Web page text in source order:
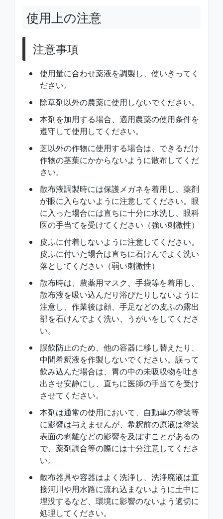
使用上の注意
注意事項
使用量に合わせ薬液を調製し、使いきってく
ださい。
除草剤以外の農薬に使用しないでください。
本剤を加用する場合、適用農薬の使用条件を
遵守して使用してください。
芝以外の作物に使用する場合は、できるだけ
作物の茎葉にかからないように散布してくだ
さい。
散布液調製時には保護メガネを着用し、薬剤
が眼に入らないように注意してください。眼
に入った場合には直ちに十分に水洗し、眼科
医の手当てを受けてください（強い刺激性）
皮ふに付着しないように注意してください。
皮ふに付いた場合は直ちに石けんでよく洗い
落としてください（弱い刺激性）
散布時は、農薬用マスク、手袋等を着用し、
散布液を吸い込んだり浴びたりしないように
注意し、作業後は顔、手足などの皮ふの露出
部を石けんでよく洗い、うがいをしてくださ
い。
誤飲防止のため、他の容器に移し替えたり、
中間希釈液を作製しないでください。誤って
飲み込んだ場合は、胃の中の未吸収物を吐き
出させ安静にし、直ちに医師の手当てを受け
させてください。
本剤は通常の使用において、自動車の塗装等
に影響は与えませんが、希釈前の原液は塗装
表面の剥離などの影響を及ぼすことがあるの
で、薬剤調合等の際には十分注意してくださ
い。
散布器具や容器はよく洗浄し、洗浄廃液は直
接河川や用水路に流れ込まないように土中に
埋没するなど、環境に影響のないよう適切に
処理してください。